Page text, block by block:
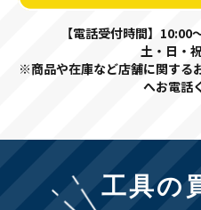
【電話受付時間】
土・日・
※商品や在庫など店舗に関する
へお電話
工具の